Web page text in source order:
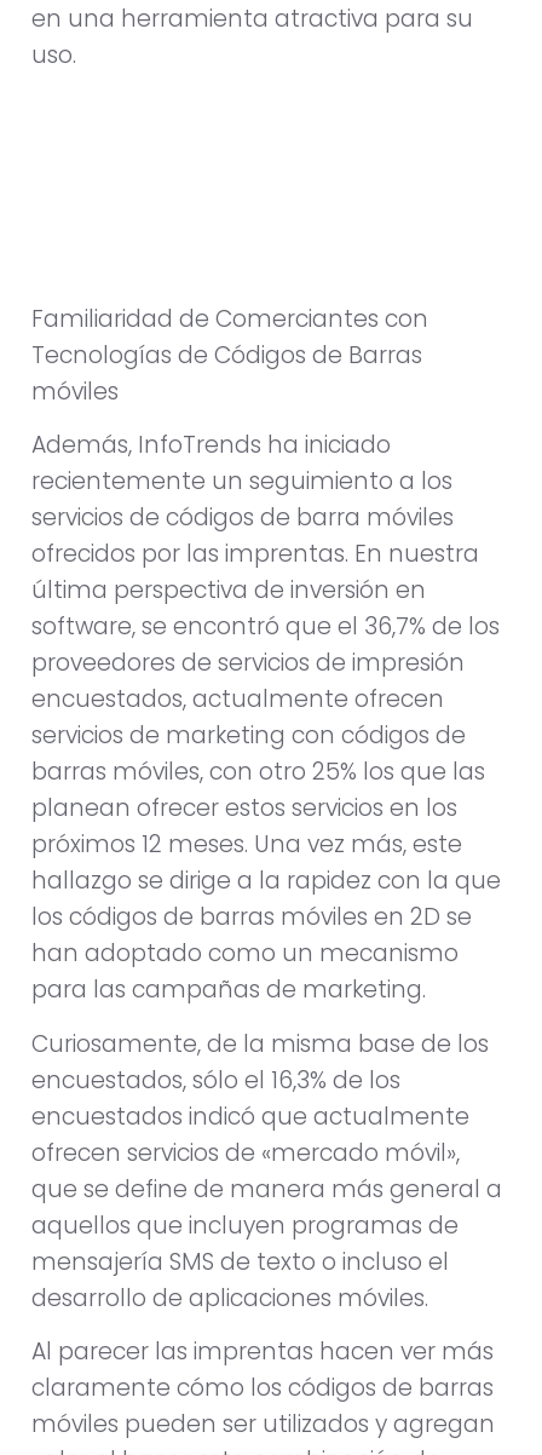
en una herramienta atractiva para su
uso.
Familiaridad de Comerciantes con
Tecnologías de Códigos de Barras
móviles
Además, InfoTrends ha iniciado
recientemente un seguimiento a los
servicios de códigos de barra móviles
ofrecidos por las imprentas. En nuestra
última perspectiva de inversión en
software, se encontró que el 36,7% de los
proveedores de servicios de impresión
encuestados, actualmente ofrecen
servicios de marketing con códigos de
barras móviles, con otro 25% los que las
planean ofrecer estos servicios en los
próximos 12 meses. Una vez más, este
hallazgo se dirige a la rapidez con la que
los códigos de barras móviles en 2D se
han adoptado como un mecanismo
para las campañas de marketing.
Curiosamente, de la misma base de los
encuestados, sólo el 16,3% de los
encuestados indicó que actualmente
ofrecen servicios de «mercado móvil»,
que se define de manera más general a
aquellos que incluyen programas de
mensajería SMS de texto o incluso el
desarrollo de aplicaciones móviles.
Al parecer las imprentas hacen ver más
claramente cómo los códigos de barras
móviles pueden ser utilizados y agregan